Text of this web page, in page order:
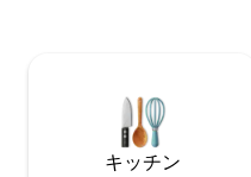
plusieurs mois.
キッチン